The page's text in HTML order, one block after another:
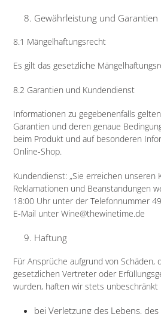
Gewährleistung und Garantien​​​​​​​
8.1 Mängelhaftungsrecht
Es gilt das gesetzliche
8.2 Garantien und Kundendienst
Informationen zu gegebenenfalls
Garantien und deren genaue
beim Produkt und auf besonderen
Online-Shop.
Kundendienst: „Sie erreichen unseren
Reklamationen und Beanstandungen
18:00 Uhr unter der Telefonnummer
E-Mail unter Wine@thewinetime.de
Haftung​​​​​​​
Für Ansprüche aufgrund von Schäden,
gesetzlichen Vertreter oder
wurden, haften wir stets unbeschränkt
bei Verletzung des Lebens,